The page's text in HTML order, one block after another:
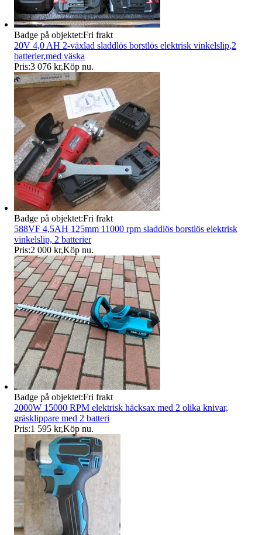
Badge på objektet:Fri frakt
20V 4,0 AH 2-växlad sladdlös borstlös elektrisk vinkelslip,2
batterier,med väska
Pris:3 076 kr,Köp nu.
Badge på objektet:Fri frakt
588VF 4,5AH 125mm 11000 rpm sladdlös borstlös elektrisk
vinkelslip, 2 batterier
Pris:2 000 kr,Köp nu.
Badge på objektet:Fri frakt
2000W 15000 RPM elektrisk häcksax med 2 olika knivar,
gräsklippare med 2 batteri
Pris:1 595 kr,Köp nu.